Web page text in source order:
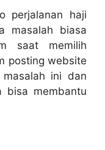
perjalanan haji
masalah biasa
saat memilih
posting website
ini dan
bisa membantu